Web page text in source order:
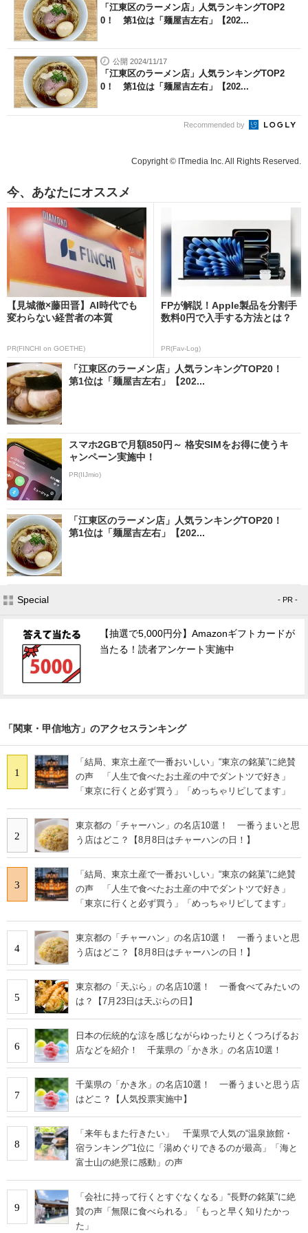
「江東区のラーメン店」人気ランキングTOP2
0！ 第1位は「麺屋吉左右」【202...
公開 2024/11/17
「江東区のラーメン店」人気ランキングTOP2
0！ 第1位は「麺屋吉左右」【202...
Recommended by
Copyright © ITmedia Inc. All Rights Reserved.
今、あなたにオススメ
【見城徹×藤田晋】AI時代でも
変わらない経営者の本質
PR(FINCHI on GOETHE)
FPが解説！Apple製品を分割手
数料0円で入手する方法とは？
PR(Fav-Log)
「江東区のラーメン店」人気ランキングTOP20！
第1位は「麺屋吉左右」【202...
スマホ2GBで月額850円～ 格安SIMをお得に使うキ
ャンペーン実施中！
PR(IIJmio)
「江東区のラーメン店」人気ランキングTOP20！
第1位は「麺屋吉左右」【202...
Special - PR -
【抽選で5,000円分】Amazonギフトカードが
当たる！読者アンケート実施中
「関東・甲信地方」のアクセスランキング
1
「結局、東京土産で一番おいしい」“東京の銘菓”に絶賛
の声 「人生で食べたお土産の中でダントツで好き」
「東京に行くと必ず買う」「めっちゃリピしてます」
2
東京都の「チャーハン」の名店10選！ 一番うまいと思
う店はどこ？【8月8日はチャーハンの日！】
3
「結局、東京土産で一番おいしい」“東京の銘菓”に絶賛
の声 「人生で食べたお土産の中でダントツで好き」
「東京に行くと必ず買う」「めっちゃリピしてます」
4
東京都の「チャーハン」の名店10選！ 一番うまいと思
う店はどこ？【8月8日はチャーハンの日！】
5
東京都の「天ぷら」の名店10選！ 一番食べてみたいの
は？【7月23日は天ぷらの日】
6
日本の伝統的な涼を感じながらゆったりとくつろげるお
店などを紹介！ 千葉県の「かき氷」の名店10選！
7
千葉県の「かき氷」の名店10選！ 一番うまいと思う店
はどこ？【人気投票実施中】
8
「来年もまた行きたい」 千葉県で人気の“温泉旅館・
宿ランキング”1位に「湯めぐりできるのが最高」「海と
富士山の絶景に感動」の声
9
「会社に持って行くとすぐなくなる」“長野の銘菓”に絶
賛の声「無限に食べられる」「もっと早く知りたかっ
た」